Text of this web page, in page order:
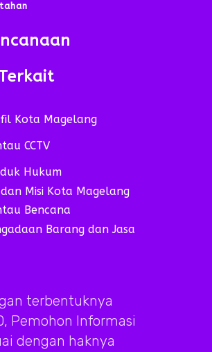
Kota Magelang
CCTV
Hukum
dan Misi Kota Magelang
Bencana
Barang dan Jasa
terbentuknya
Pemohon Informasi
dengan haknya